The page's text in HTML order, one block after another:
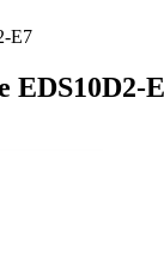
E7
EDS10D2-